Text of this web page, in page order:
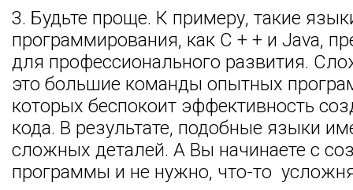
3. Будьте проще. К примеру, такие
программирования, как C + + и Java,
для профессионального развития.
это большие команды опытных
которых беспокоит эффективность
кода. В результате, подобные языки
сложных деталей. А Вы начинаете с
программы и не нужно, что-то